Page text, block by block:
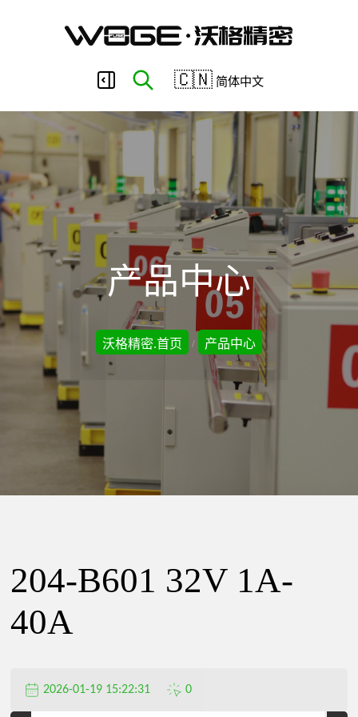
莞
市
沃
格
精
电
器
有
限
🇨🇳 简体中文
产品中心
沃格精密.首页 / 产品中心
204-B601 32V 1A-
40A
2026-01-19 15:22:31 0